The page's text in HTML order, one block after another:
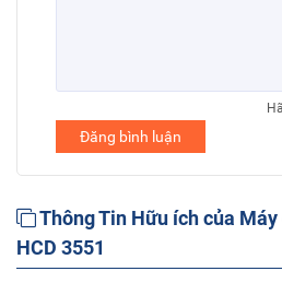
Đăng bình luận
Thông Tin Hữu ích của
HCD 3551